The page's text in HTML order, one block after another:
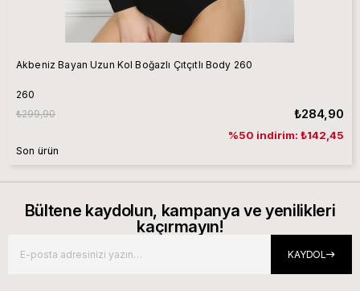
Akbeniz Bayan Uzun Kol Boğazlı Çıtçıtlı Body 260
260
₺284,90
₺299,90
%50 indirim: ₺142,45
Son ürün
Bültene kaydolun, kampanya ve yenilikleri
kaçırmayın!
KAYDOL